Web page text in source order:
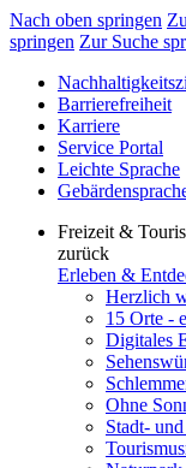
Nach oben springen
springen Zur Suche
Barrierefreiheit
Karriere
Service Portal
Leichte Sprache
Freizeit &
zurück
Erleben &
Herzlich
15 Orte -
Digitales
Ohne
Stadt-